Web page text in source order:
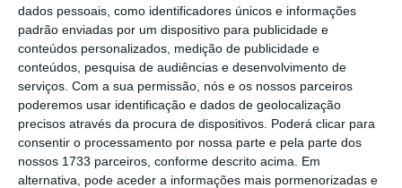
dados pessoais, como identificadores únicos e informações
padrão enviadas por um dispositivo para publicidade e
conteúdos personalizados, medição de publicidade e
conteúdos, pesquisa de audiências e desenvolvimento de
serviços. Com a sua permissão, nós e os nossos parceiros
poderemos usar identificação e dados de geolocalização
precisos através da procura de dispositivos. Poderá clicar para
consentir o processamento por nossa parte e pela parte dos
nossos 1733 parceiros, conforme descrito acima. Em
alternativa, pode aceder a informações mais pormenorizadas e
Assine o ECO Premium
No momento em que a informação é
mais importante do que nunca, apoie
o jornalismo independente e rigoroso.